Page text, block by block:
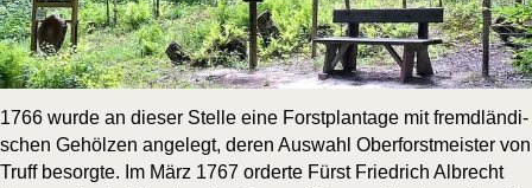
1766 wur­de an die­ser Stel­le eine Forst­plan­ta­ge mit fremd­län­di­
schen Gehöl­zen ange­legt, deren Aus­wahl Ober­forst­meis­ter von
Truff besorg­te. Im März 1767 order­te Fürst Fried­rich Albrecht